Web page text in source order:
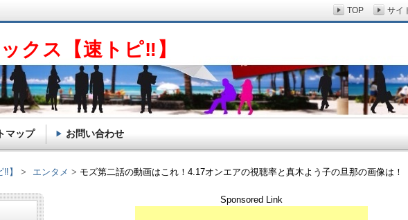
Sponsored Link
】 エンタメ モズ第二話の動画はこれ！4.17オンエアの視聴率と真木よう子の旦那の画像は！
クス【速トピ‼】
マップ お問い合わせ
TOP サイ